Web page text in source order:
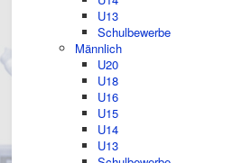
U13
Schulbewerbe
Männlich
U20
U18
U16
U15
U14
U13